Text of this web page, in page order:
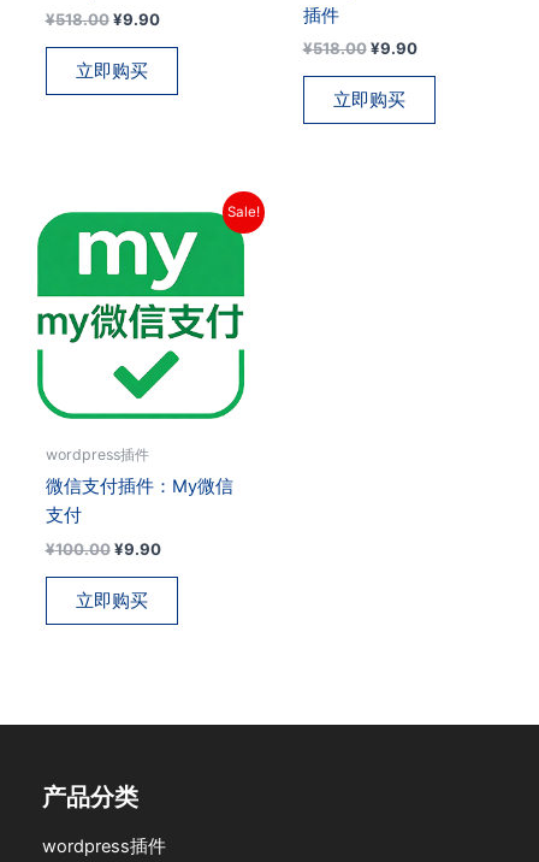
¥518.00 原
为：
¥518.00。
¥9.90当
为：
立即购买
插件
¥518.00 原
为：
¥518.00。
¥9.90当
为：
立即购买
Sale!
wordpress插件
微信支付插件：My微信
支付
¥100.00 原
为：
¥100.00。
¥9.90当
为：
立即购买
产品分类
wordpress插件